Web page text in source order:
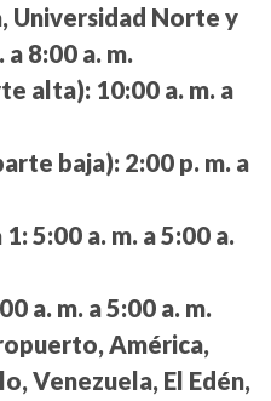
Universidad Norte y
a 8:00 a. m.
alta): 10:00 a. m. a
baja): 2:00 p. m. a
1: 5:00 a. m. a 5:00 a.
a. m. a 5:00 a. m.
América,
Venezuela, El Edén,